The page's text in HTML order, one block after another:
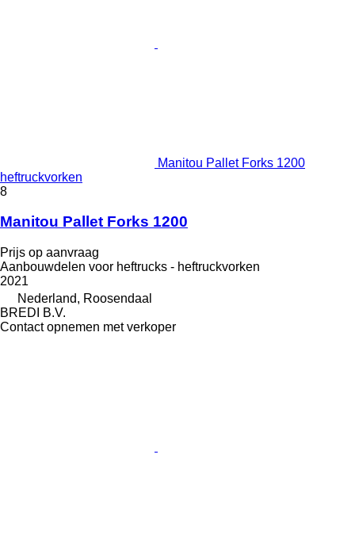
Manitou Pallet Forks 1200
heftruckvorken
8
Manitou Pallet Forks 1200
Prijs op aanvraag
Aanbouwdelen voor heftrucks - heftruckvorken
2021
Nederland, Roosendaal
BREDI B.V.
Contact opnemen met verkoper